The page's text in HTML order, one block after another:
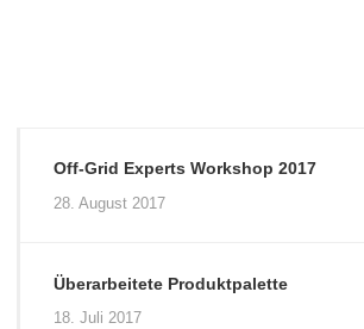
Off-Grid Experts Workshop 2017
28. August 2017
Überarbeitete Produktpalette
18. Juli 2017